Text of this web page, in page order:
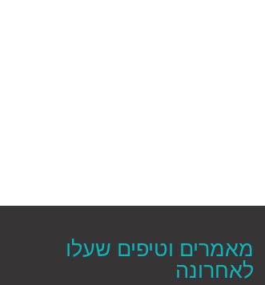
מאמרים וטיפים שעלו
לאחרונה